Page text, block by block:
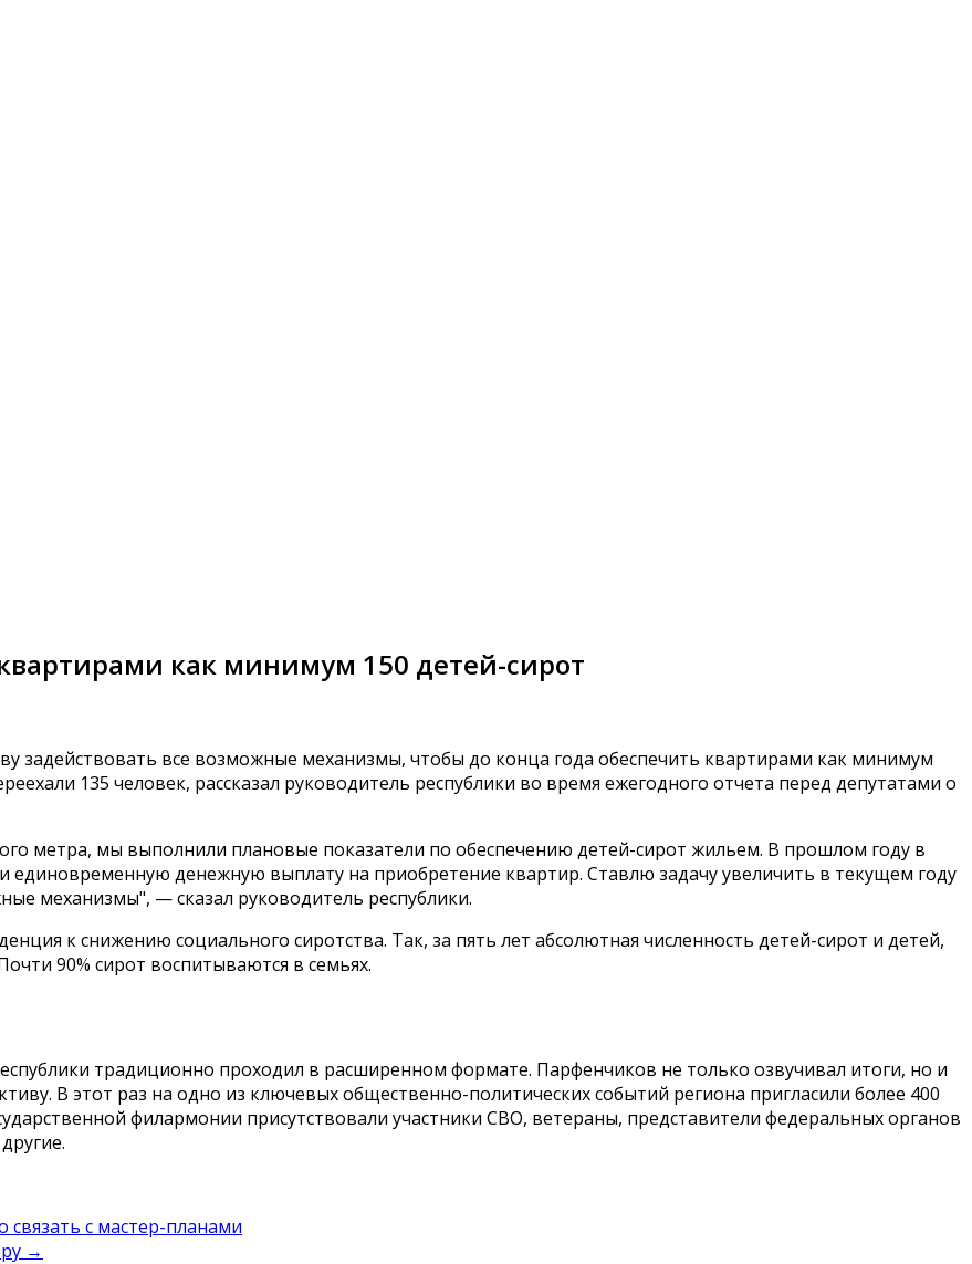
как минимум 150 детей-сирот
задействовать все возможные механизмы, чтобы до конца года обеспечить квартирами как минимум
135 человек, рассказал руководитель республики во время ежегодного отчета перед депутатами о
метра, мы выполнили плановые показатели по обеспечению детей-сирот жильем. В прошлом году в
единовременную денежную выплату на приобретение квартир. Ставлю задачу увеличить в текущем году
механизмы", — сказал руководитель республики.
к снижению социального сиротства. Так, за пять лет абсолютная численность детей-сирот и детей,
90% сирот воспитываются в семьях.
традиционно проходил в расширенном формате. Парфенчиков не только озвучивал итоги, но и
В этот раз на одно из ключевых общественно-политических событий региона пригласили более 400
филармонии присутствовали участники СВО, ветераны, представители федеральных органов
с мастер-планами
→